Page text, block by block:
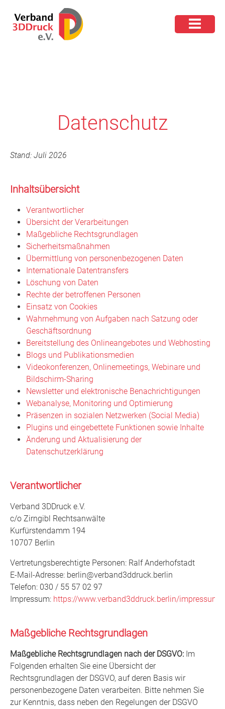
Datenschutz
Stand: Juli 2026
Inhaltsübersicht
Verantwortlicher
Übersicht der Verarbeitungen
Maßgebliche Rechtsgrundlagen
Sicherheitsmaßnahmen
Übermittlung von personenbezogenen Daten
Internationale Datentransfers
Löschung von Daten
Rechte der betroffenen Personen
Einsatz von Cookies
Wahrnehmung von Aufgaben nach Satzung oder
Geschäftsordnung
Bereitstellung des Onlineangebotes und Webhosting
Blogs und Publikationsmedien
Videokonferenzen, Onlinemeetings, Webinare und
Bildschirm-Sharing
Newsletter und elektronische Benachrichtigungen
Webanalyse, Monitoring und Optimierung
Präsenzen in sozialen Netzwerken (Social Media)
Plugins und eingebettete Funktionen sowie Inhalte
Änderung und Aktualisierung der
Datenschutzerklärung
Verantwortlicher
Verband 3DDruck e.V.
c/o Zirngibl Rechtsanwälte
Kurfürstendamm 194
10707 Berlin
Vertretungsberechtigte Personen: Ralf Anderhofstadt
E-Mail-Adresse: berlin@verband3ddruck.berlin
Telefon: 030 / 55 57 02 97
Impressum: https://www.verband3ddruck.berlin/impressum/
Maßgebliche Rechtsgrundlagen
Maßgebliche Rechtsgrundlagen nach der DSGVO: Im
Folgenden erhalten Sie eine Übersicht der
Rechtsgrundlagen der DSGVO, auf deren Basis wir
personenbezogene Daten verarbeiten. Bitte nehmen Sie
zur Kenntnis, dass neben den Regelungen der DSGVO